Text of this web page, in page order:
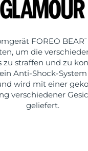
FOREO BEAR ™
um die
zu straffen und zu
Anti-Shock-
wird mit einer
verschiedener
geliefert.